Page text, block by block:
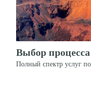
Выбор
Полный спектр услуг